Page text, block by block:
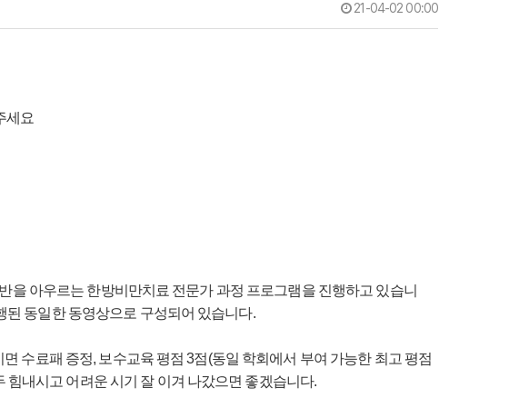
21-04-02 00:00
세요
아우르는 한방비만치료 전문가 과정 프로그램을 진행하고 있습니
된 동일한 동영상으로 구성되어 있습니다.
수료패 증정, 보수교육 평점 3점(동일 학회에서 부여 가능한 최고 평점
내시고 어려운 시기 잘 이겨 나갔으면 좋겠습니다.